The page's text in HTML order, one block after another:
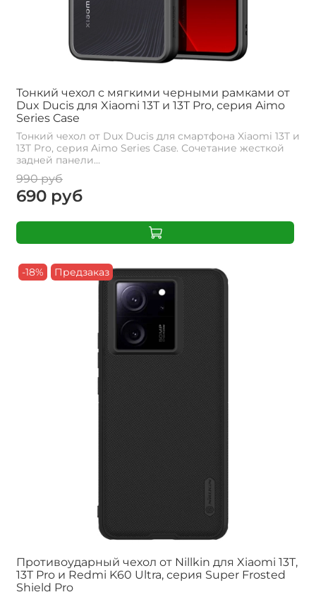
Тонкий чехол с мягкими черными рамками от
Dux Ducis для Xiaomi 13T и 13T Pro, серия Aimo
Series Case
Тонкий чехол от Dux Ducis для смартфона Xiaomi 13T и
13T Pro, серия Aimo Series Case. Сочетание жесткой
задней панели...
990 руб
690 руб
-18% Предзаказ
Противоударный чехол от Nillkin для Xiaomi 13T,
13T Pro и Redmi K60 Ultra, серия Super Frosted
Shield Pro